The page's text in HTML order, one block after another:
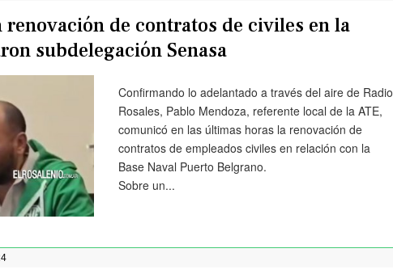
de contratos de civiles en la
subdelegación Senasa
Confirmando lo adelantado a través del aire de Radio
Rosales, Pablo Mendoza, referente local de la ATE,
comunicó en las últimas horas la renovación de
contratos de empleados civiles en relación con la
Base Naval Puerto Belgrano.
Sobre un...